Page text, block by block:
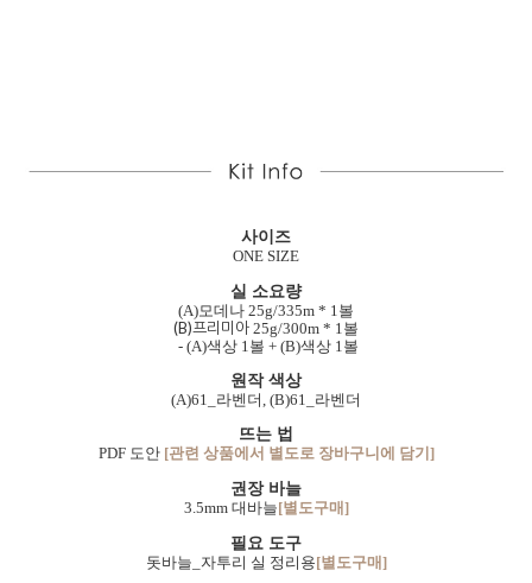
사이즈
ONE SIZE
실 소요량
(A)모데나 25g/335m * 1볼
(B)프리미아 25g/300m * 1볼
- (A)색상 1볼 + (B)색상 1볼
원작 색상
(A)61_라벤더, (B)61_라벤더
뜨는 법
PDF 도안 [관련 상품에서 별도로 장바구니에 담기]
권장 바늘
3.5mm 대바늘[별도구매]
필요 도구
돗바늘_자투리 실 정리용[별도구매]